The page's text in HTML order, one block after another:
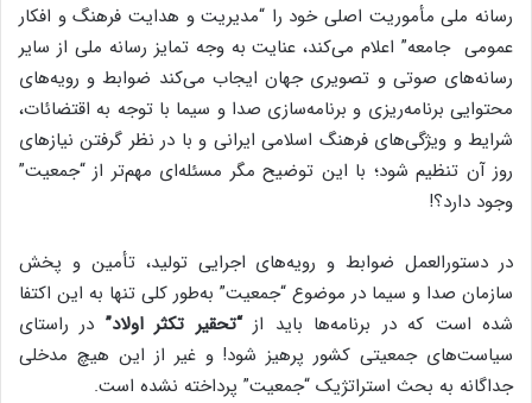
رسانه ملی مأموریت اصلی خود را “مدیریت و هدایت فرهنگ و افکار
عمومی جامعه” اعلام می‌کند، عنایت به وجه تمایز رسانه ملی از سایر
رسانه‌های صوتی و تصویری جهان ایجاب می‌کند ضوابط و رویه‌های
محتوایی برنامه‌ریزی و برنامه‌سازی صدا و سیما با توجه به اقتضائات،
شرایط و ویژگی‌های فرهنگ اسلامی ایرانی و با در نظر گرفتن نیازهای
روز آن تنظیم شود؛ با این توضیح مگر مسئله‌ای مهم‌تر از “جمعیت”
وجود دارد؟!
در دستورالعمل ضوابط و رویه‌های اجرایی تولید، تأمین و پخش
سازمان صدا و سیما در موضوع “جمعیت” به‌طور کلی تنها به این اکتفا
شده است که در برنامه‌ها باید از “تحقیر تکثر اولاد” در راستای
سیاست‌های جمعیتی کشور پرهیز شود! و غیر از این هیچ مدخلی
جداگانه به بحث استراتژیک “جمعیت” پرداخته نشده است.